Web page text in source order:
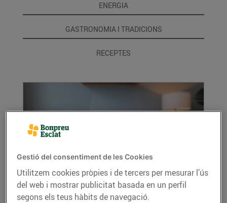
ENERGIA
GASTRONOMIA I TRADICIONS
RECEPTES
Dispositius intel·ligents per estalviar
energia a casa: petits canvis, grans
Gestió del consentiment de les Cookies
Utilitzem cookies pròpies i de tercers per mesurar l’ús
del web i mostrar publicitat basada en un perfil
segons els teus hàbits de navegació.